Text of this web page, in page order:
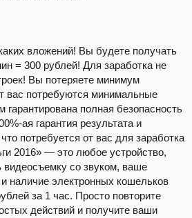
вложений! Вы будете получать
= 300 рублей! Для заработка не
Вы потеряете минимум
вас потребуются минимальные
гарантирована полная безопасность
ая гарантия результата и
потребуется от вас для заработка
2016» — это любое устройство,
видеосъемку со звуком, ваше
наличие электронных кошельков
за 1 час. Просто повторите
действий и получите ваши